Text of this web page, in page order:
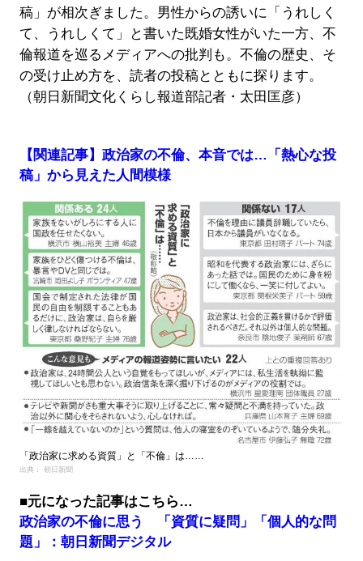
稿」が相次ぎました。男性からの誘いに「うれしく
て、うれしくて」と書いた既婚女性がいた一方、不
倫報道を巡るメディアへの批判も。不倫の歴史、そ
の受け止め方を、読者の投稿とともに探ります。
（朝日新聞文化くらし報道部記者・太田匡彦）
【関連記事】政治家の不倫、本音では…「熱心な投
稿」から見えた人間模様
「政治家に求める資質」と「不倫」は……
出典： 朝日新聞
■元になった記事はこちら…
政治家の不倫に思う 「資質に疑問」「個人的な問
題」：朝日新聞デジタル